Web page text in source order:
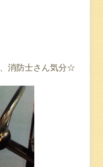
消防士さん気分☆